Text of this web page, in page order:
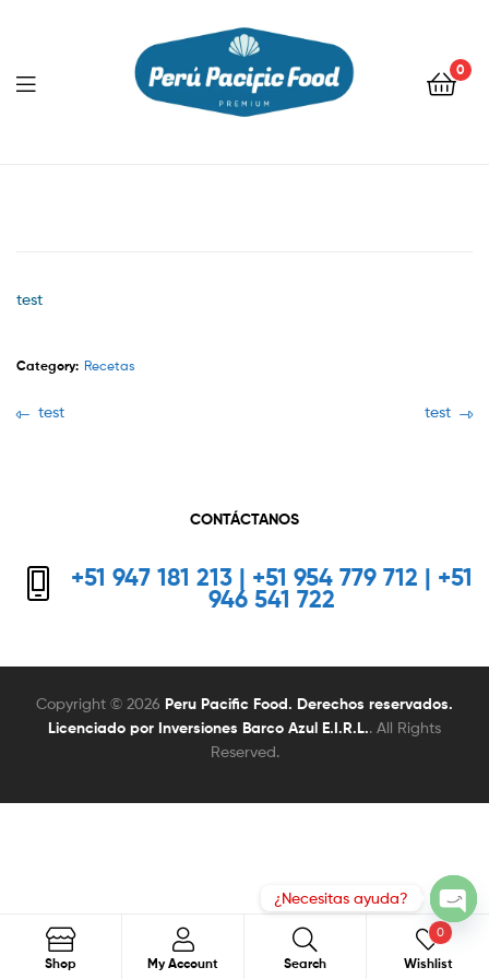
0
Menu
test
Category: Recetas
Navegación
Previous
test
Next
test
CONTÁCTANOS
+51 947 181 213 | +51 954 779 712 | +51
946 541 722
Copyright © 2026 Peru Pacific Food. Derechos reservados.
Licenciado por Inversiones Barco Azul E.I.R.L.. All Rights
Reserved.
Shop My Account Search
Search
Search
Wishlist
0